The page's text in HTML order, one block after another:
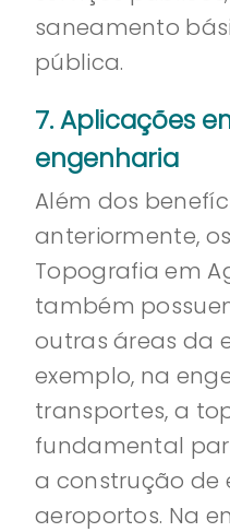
saneamento
pública.
7. Aplicações
engenharia
Além dos
anteriormente,
Topografia em
também
outras áreas da
exemplo, na
transportes, a
fundamental
a construção de
aeroportos. Na